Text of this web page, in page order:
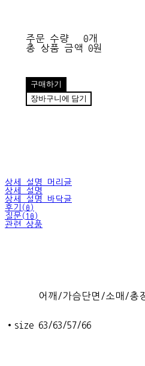
주문 수량
0개
총 상품 금액
0원
구매하기
장바구니에 담기
상세 설명 머리글
상세 설명
상세 설명 바닥글
후기(0)
질문(10)
관련 상품
어깨/가슴단면/소매/총
•size 63/63/57/66